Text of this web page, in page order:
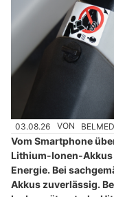
03.08.26 VON
Vom Smartphone
Lithium-Ionen-Akkus
Energie. Bei
Akkus zuverlässig.